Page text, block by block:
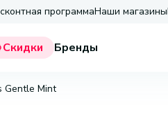
программаНаши магазины
Скидки Бренды
Gentle Mint